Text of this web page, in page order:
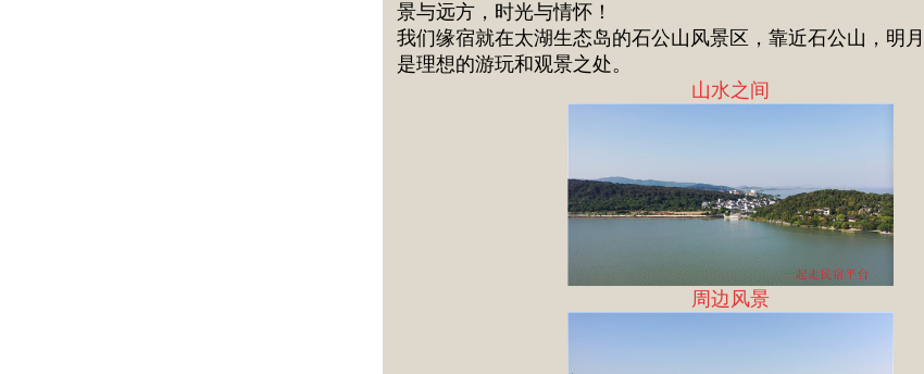
景与远方，时光与情怀！
我们缘宿就在太湖生态岛的石公山风景区，靠近石公山，明
是理想的游玩和观景之处。
山水之间
周边风景